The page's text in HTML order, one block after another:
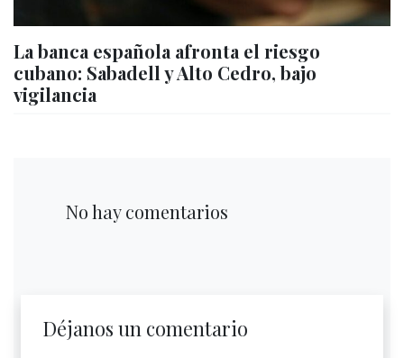
La banca española afronta el riesgo
cubano: Sabadell y Alto Cedro, bajo
vigilancia
No hay comentarios
Déjanos un comentario